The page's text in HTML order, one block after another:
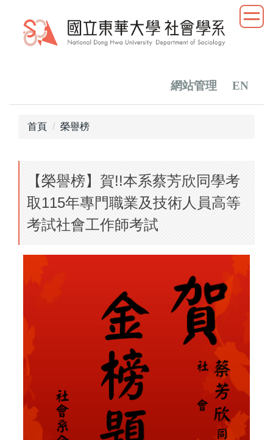
網站管理 EN
首頁 榮譽榜
【榮譽榜】賀!!本系蔡芳欣同學考
取115年專門職業及技術人員高等
考試社會工作師考試